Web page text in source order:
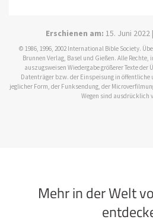
Erschienen am: 15. Juni
© 1986, 1996, 2002 International Bible Society.
Brunnen Verlag, Basel und Gießen. Alle
auszugsweisen Wiedergabe größerer Texte
Datenträger bzw. der Einspeisung in
jeglicher Form, der Funksendung, der
Wegen sind ausdrücklich
Mehr in der Welt